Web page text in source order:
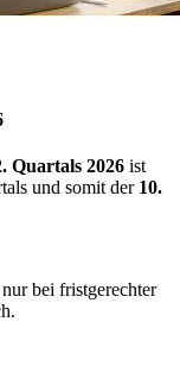
Quartals 2026 ist
und somit der 10.
bei fristgerechter